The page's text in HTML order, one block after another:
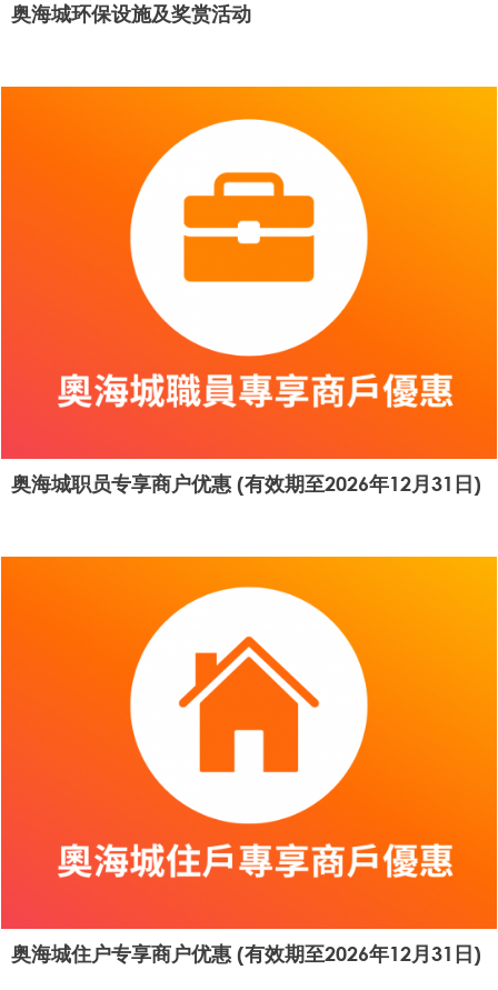
奥海城环保设施及奖赏活动
奥海城职员专享商户优惠 (有效期至2026年12月31日)
奥海城住户专享商户优惠 (有效期至2026年12月31日)